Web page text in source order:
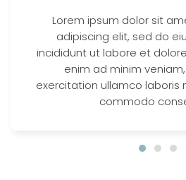
Lorem ipsum dolor sit
adipiscing elit, sed do
incididunt ut labore et
enim ad minim
exercitation ullamco laboris
commodo